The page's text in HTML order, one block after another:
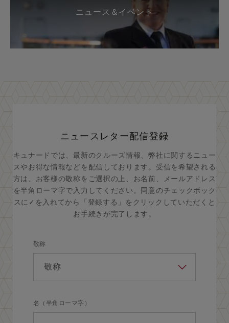
ニュース＆イベント
ニュースレター配信登録
キュナードでは、最新のクルーズ情報、弊社に関するニュー
スやお得な情報などを配信しております。受信を希望される
方は、お客様の敬称をご選択の上、お名前、メールアドレス
を半角ローマ字で入力してください。同意のチェックボック
スに✓を入れてから「登録する」をクリックしていただくと
お手続きが完了します。
敬称
名（半角ローマ字）